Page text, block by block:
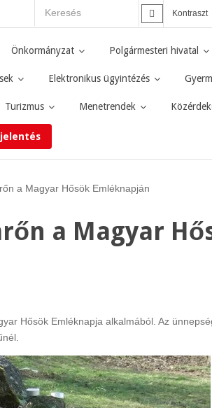
Kontraszt
Önkormányzat Polgármesteri hivatal
Elektronikus ügyintézés
Turizmus Menetrendek
a Magyar Hősök Emléknapján
a Magyar
Hősök Emléknapja alkalmából. Az